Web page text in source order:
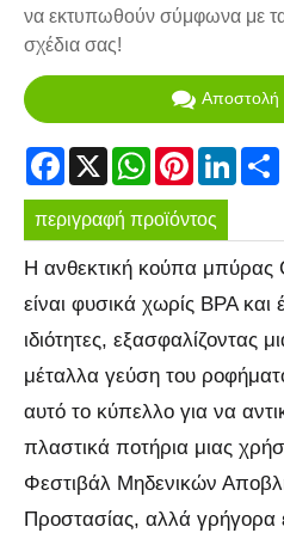
να εκτυπωθούν σύμφωνα με
σχέδια σας!
Αποστολή
Facebook
X WhatsApp
Pinterest
περιγραφή προϊόντος
Η ανθεκτική κούπα μπύρας
είναι φυσικά χωρίς BPA και
ιδιότητες, εξασφαλίζοντας
μέταλλα γεύση του
αυτό το κύπελλο για να
πλαστικά ποτήρια μιας
Φεστιβάλ Μηδενικών
Προστασίας, αλλά γρήγορα